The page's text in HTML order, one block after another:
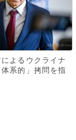
よるウクライナ
系的」拷問を指